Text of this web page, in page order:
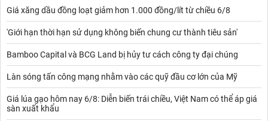
Giá xăng dầu đồng loạt giảm hơn 1.000 đồng/lít từ chiều 6/8
'Giới hạn thời hạn sử dụng không biến chung cư thành tiêu sản'
Bamboo Capital và BCG Land bị hủy tư cách công ty đại chúng
Làn sóng tấn công mạng nhằm vào các quỹ đầu cơ lớn của Mỹ
Giá lúa gạo hôm nay 6/8: Diễn biến trái chiều, Việt Nam có thể áp giá
sàn xuất khẩu